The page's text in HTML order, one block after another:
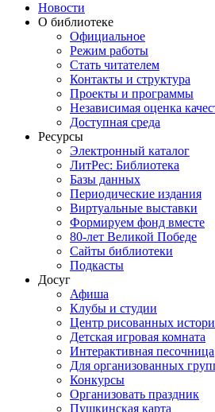
Новости
О библиотеке
Официальное
Режим работы
Стать читателем
Контакты и структура
Проекты и программы
Независимая оценка
Доступная среда
Ресурсы
Электронный каталог
ЛитРес: Библиотека
Базы данных
Периодические издания
Виртуальные выставки
Формируем фонд вместе
80-лет Великой Победе
Сайты библиотеки
Подкасты
Досуг
Афиша
Клубы и студии
Центр рисованных
Детская игровая комната
Интерактивная песочница
Для организованных
Конкурсы
Организовать праздник
Пушкинская карта